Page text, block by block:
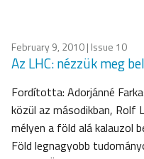
February 9, 2010| Issue 10
Az LHC: nézzük meg
Fordította: Adorjánné
közül az másodikban, Rolf
mélyen a föld alá kalauzol
Föld legnagyobb